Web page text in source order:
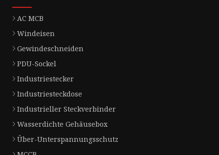
AC MCB
Windeisen
Gewindeschneiden
PDU-Sockel
Industriestecker
Industriesteckdose
Industrieller Steckverbinder
Wasserdichte Gehäusebox
Über-Unterspannungsschutz